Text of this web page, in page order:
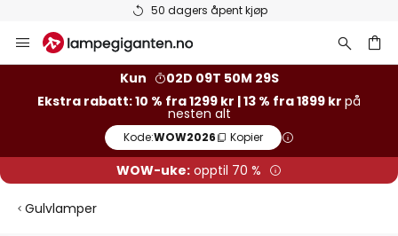
50 dagers åpent kjøp
Hopp
til
Kun
02D 09T 50M 29S
Ekstra rabatt: 10 % fra 1299 kr | 13 % fra 1899 kr på
nesten alt
Kode:WOW2026 Kopier
WOW-uke: opptil 70 %
Gulvlamper